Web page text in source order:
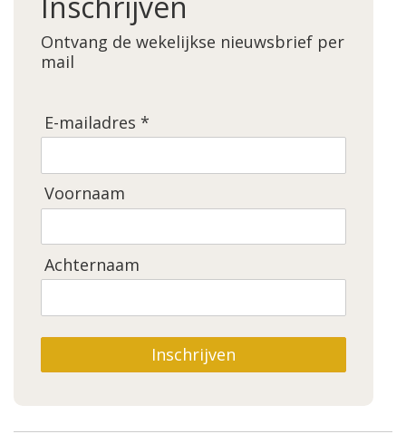
Ontvang de wekelijkse nieuwsbrief per
mail
E-mailadres *
Voornaam
Achternaam
Inschrijven